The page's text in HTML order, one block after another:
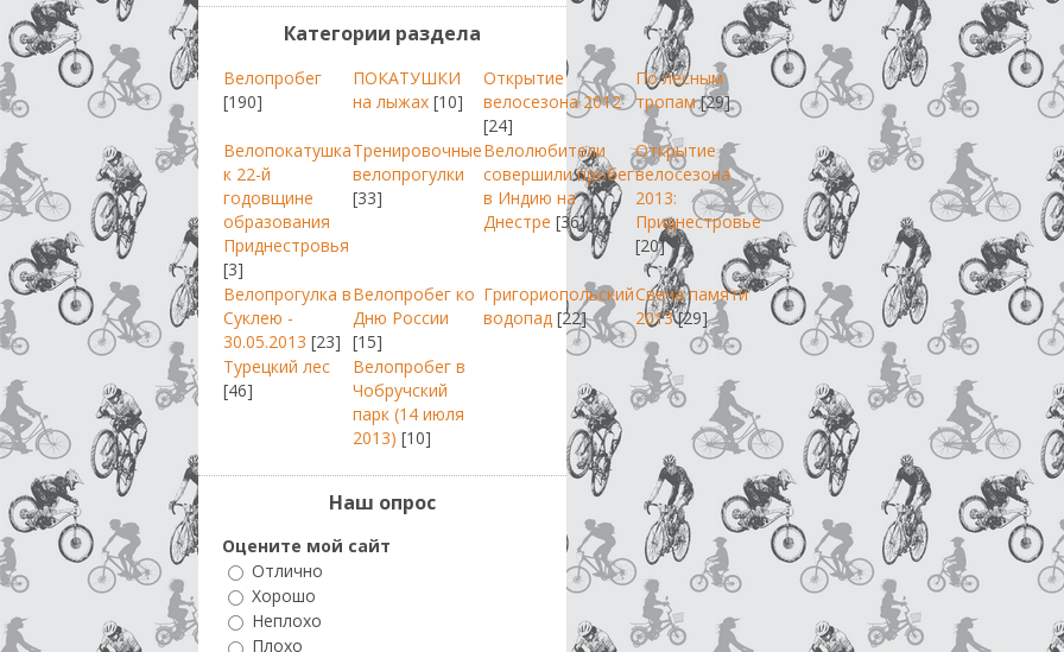
Категории раздела
Велопробег
[190]
ПОКАТУШКИ
на лыжах [10]
Открытие
велосезона 2012
[24]
По лесным
тропам [29]
Велопокатушка
к 22-й
годовщине
образования
Приднестровья
[3]
Тренировочные
велопрогулки
[33]
Велолюбители
совершили пробег
в Индию на
Днестре [36]
Открытие
велосезона
2013:
Приднестровье
[20]
Велопрогулка в
Суклею -
30.05.2013 [23]
Велопробег ко
Дню России
[15]
Григориопольский
водопад [22]
Свеча памяти
2013 [29]
Турецкий лес
[46]
Велопробег в
Чобручский
парк (14 июля
2013) [10]
Наш опрос
Оцените мой сайт
Отлично
Хорошо
Неплохо
Плохо